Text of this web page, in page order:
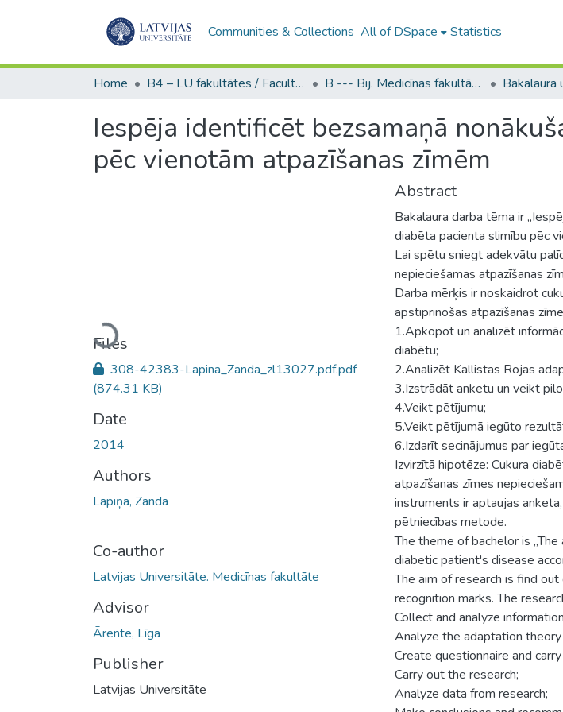
Communities & Collections All of DSpace Statistics
Home B4 – LU fakultātes / Faculties of the UL B --- Bij. Medicīnas fakultātes studentu noslēguma darbi / Faculty of Medicine - Graduate works
Iespēja identificēt bezsamaņā
pēc vienotām atpazīšanas zīmēm
Loading...
Files
308-42383-Lapina_Zanda_zl13027.pdf.pdf
(874.31 KB)
Date
2014
Authors
Lapiņa, Zanda
Co-author
Latvijas Universitāte. Medicīnas fakultāte
Advisor
Ārente, Līga
Publisher
Latvijas Universitāte
Abstract
Bakalaura darba tēma ir
diabēta pacienta slimību pēc
Lai spētu sniegt adekvātu
nepieciešamas atpazīšanas
Darba mērķis ir noskaidrot
apstiprinošas atpazīšanas
1.Apkopot un analizēt
diabētu;
2.Analizēt Kallistas Rojas
3.Izstrādāt anketu un veikt
4.Veikt pētījumu;
5.Veikt pētījumā iegūto
6.Izdarīt secinājumus par
Izvirzītā hipotēze: Cukura
atpazīšanas zīmes
instruments ir aptaujas
pētniecības metode.
The theme of bachelor is
diabetic patient's disease
The aim of research is find
recognition marks. The
Collect and analyze
Analyze the adaptation
Create questionnaire and
Carry out the research;
Analyze data from research;